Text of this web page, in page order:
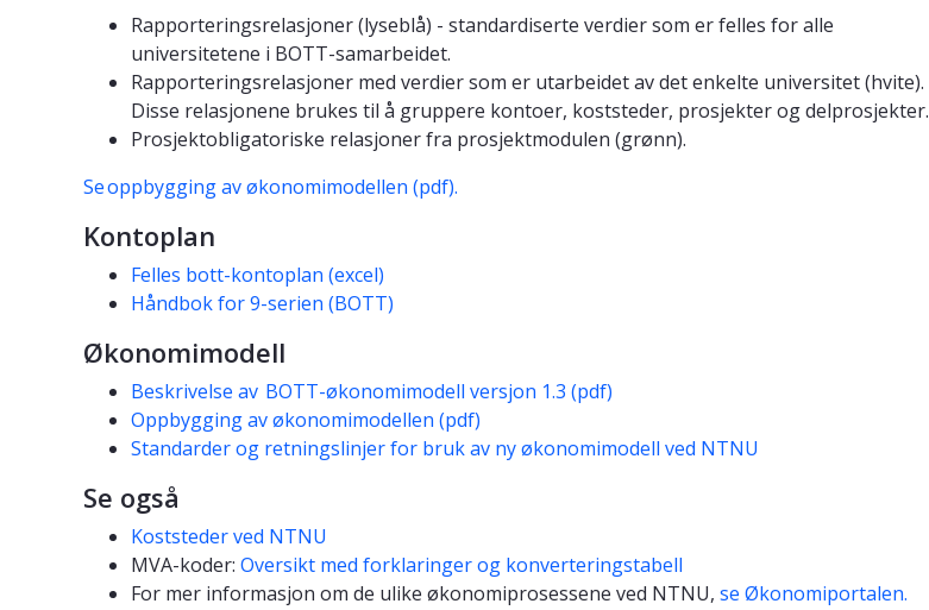
Rapporteringsrelasjoner (lyseblå) - standardiserte verdier som er felles for alle
universitetene i BOTT-samarbeidet.
Rapporteringsrelasjoner med verdier som er utarbeidet av det enkelte universitet (hvite).
Disse relasjonene brukes til å gruppere kontoer, koststeder, prosjekter og delprosjekter.
Prosjektobligatoriske relasjoner fra prosjektmodulen (grønn).
Se oppbygging av økonomimodellen (pdf).
Kontoplan
Felles bott-kontoplan (excel)
Håndbok for 9-serien (BOTT)
Økonomimodell
Beskrivelse av BOTT-økonomimodell versjon 1.3 (pdf)
Oppbygging av økonomimodellen (pdf)
Standarder og retningslinjer for bruk av ny økonomimodell ved NTNU
Se også
Koststeder ved NTNU
MVA-koder: Oversikt med forklaringer og konverteringstabell
For mer informasjon om de ulike økonomiprosessene ved NTNU, se Økonomiportalen.